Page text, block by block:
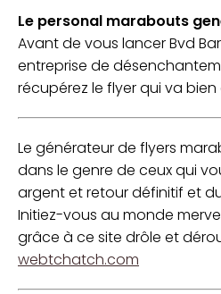
Le personal marabouts
Avant de vous lancer Bvd
entreprise de
récupérez le flyer qui va bien
Le générateur de flyers
dans le genre de ceux qui
argent et retour définitif et
Initiez-vous au monde
grâce à ce site drôle et
webtchatch.com